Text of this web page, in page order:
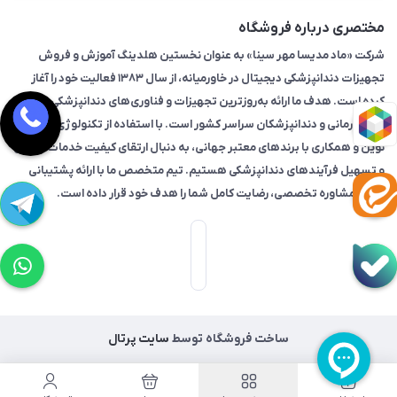
مختصری درباره فروشگاه
شرکت «ماد مدیسا مهر سینا» به عنوان نخستین هلدینگ آموزش و فروش
تجهیزات دندانپزشکی دیجیتال در خاورمیانه، از سال ۱۳۸۳ فعالیت خود را آغاز
کرده است. هدف ما ارائه به‌روزترین تجهیزات و فناوری‌های دندانپزشکی به
مراکز درمانی و دندانپزشکان سراسر کشور است. با استفاده از تکنولوژی‌های
نوین و همکاری با برندهای معتبر جهانی، به دنبال ارتقای کیفیت خدمات درمانی
و تسهیل فرآیندهای دندانپزشکی هستیم. تیم متخصص ما با ارائه پشتیبانی
فنی و مشاوره تخصصی، رضایت کامل شما را هدف خود قرار داده است.
ساخت فروشگاه توسط سایت پرتال